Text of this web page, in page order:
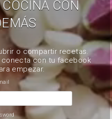
CON
o compartir recetas.
conecta con tu facebook
empezar.